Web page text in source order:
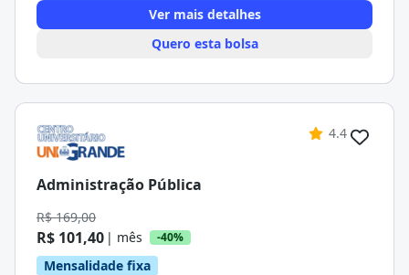
Ver mais detalhes
Quero esta bolsa
4.4
Administração Pública
R$ 169,00
R$ 101,40 | mês -40%
Mensalidade fixa